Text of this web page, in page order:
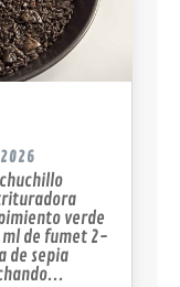
verde
de fumet 2-
de sepia